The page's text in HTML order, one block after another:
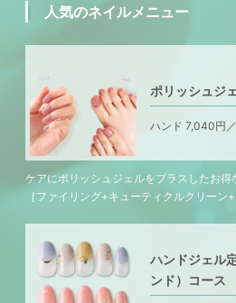
人気のネイルメニュー
ポリッシュジ
ハンド 7,040円
ケアにポリッシュジェルをプラスしたお得
［ファイリング+キューティクルクリーン
ハンドジェル
ンド）コース